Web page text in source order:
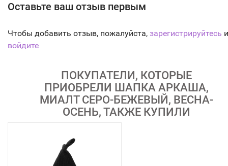
Оставьте ваш отзыв первым
Чтобы добавить отзыв, пожалуйста, зарегистрируйтесь
войдите
ПОКУПАТЕЛИ, КОТОРЫЕ
ПРИОБРЕЛИ ШАПКА АРКАША,
МИАЛТ СЕРО-БЕЖЕВЫЙ, ВЕСНА-
ОСЕНЬ, ТАКЖЕ КУПИЛИ